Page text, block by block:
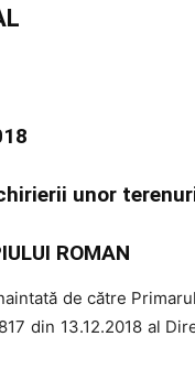
unor
ROMAN
de către
din 13.12.2018 al